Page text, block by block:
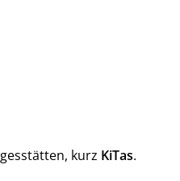
gesstätten, kurz KiTas.